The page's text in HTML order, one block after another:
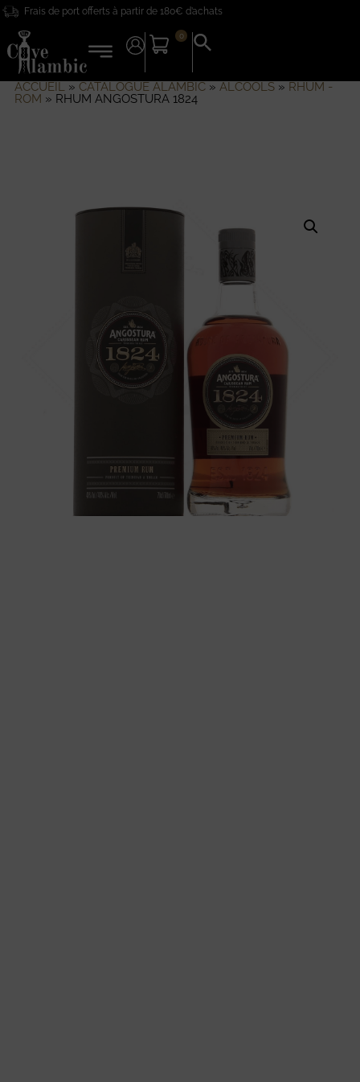
Frais de port offerts à partir de 180€ d’achats
0
Search
for:
ACCUEIL» CATALOGUE ALAMBIC» ALCOOLS» RHUM -
ROM » RHUM ANGOSTURA 1824